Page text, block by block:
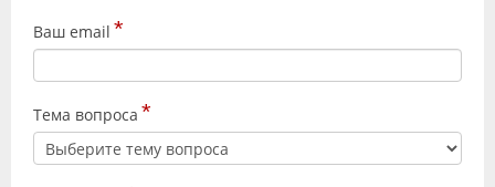
Объявления
Видео
Форум
Ваш email *
Тема вопроса *